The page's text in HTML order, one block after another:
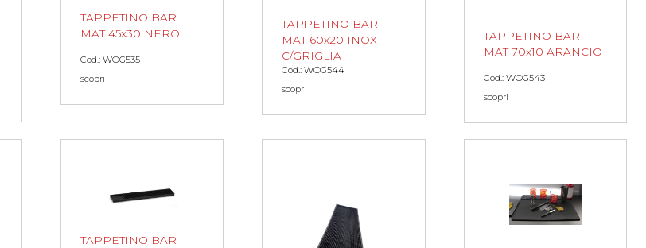
TAPPETINO BAR
MAT 45x30 NERO
Cod.: WOG535
scopri
TAPPETINO BAR
MAT 60x20 INOX
C/GRIGLIA
Cod.: WOG544
scopri
TAPPETINO BAR
MAT 70x10 ARANCIO
Cod.: WOG543
scopri
TAPPETINO BAR